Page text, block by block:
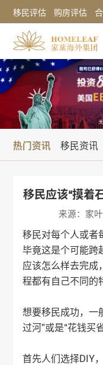
移民评估 购房评估
热门资讯 移民资讯
移民应该“摸着
来源：家
移民对每个人或者
毕竟这是个可能跨
应该怎么样去完成
程都有自己不同的
想要移民成功，一
过河”或是“花钱买
首先人们选择DIY